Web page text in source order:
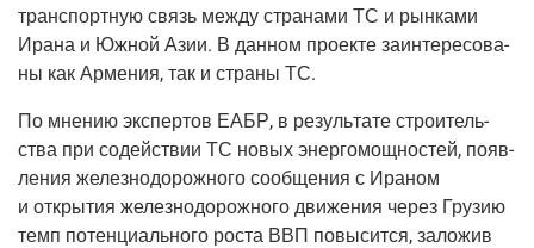
транс­порт­ную связь меж­ду стра­на­ми ТС и рын­ка­ми
Ира­на и Южной Азии. В дан­ном про­ек­те заин­те­ре­со­ва­
ны как Арме­ния, так и стра­ны ТС.
По мне­нию экс­пер­тов ЕАБР, в резуль­та­те стро­и­тель­
ства при содей­ствии ТС новых энер­го­мощ­но­стей, появ­
ле­ния желез­но­до­рож­но­го сооб­ще­ния с Ира­ном
и откры­тия желез­но­до­рож­но­го дви­же­ния через Гру­зию
темп потен­ци­аль­но­го роста ВВП повы­сит­ся, зало­жив